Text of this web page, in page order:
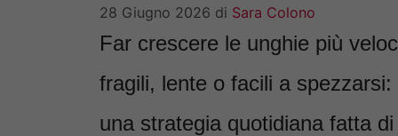
28 Giugno 2026 di Sara Colono
Far crescere le unghie più
fragili, lente o facili a
una strategia quotidiana fatta